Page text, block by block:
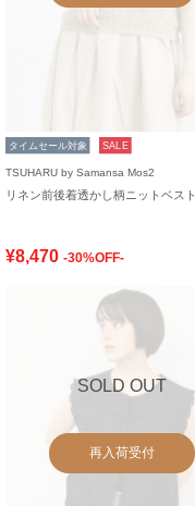
タイムセール対象 SALE
TSUHARU by Samansa Mos2
リネン前後着透かし柄ニットベスト
¥8,470 -30%OFF-
SOLD OUT
再入荷受付